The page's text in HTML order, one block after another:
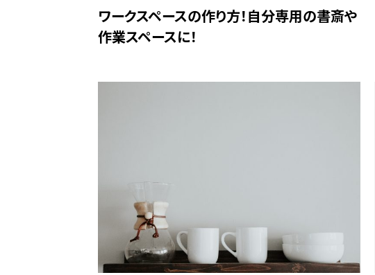
ワークスペースの作り方！自分専用の書斎や
作業スペースに！